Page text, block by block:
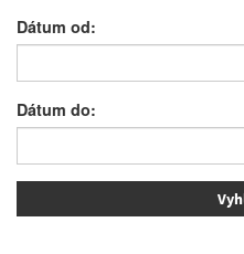
Dátum od:
Dátum do: